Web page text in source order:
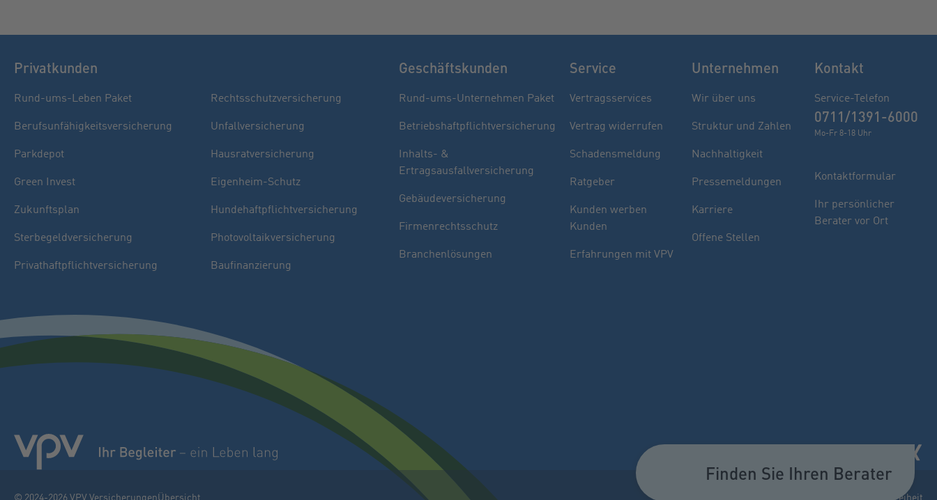
Finden Sie Ihren Berater
Finden Sie Ihren Berater
Sie haben noch Fragen oder möchten sich
indivuell beraten lassen.
Privatkunden
Rund-ums-Leben Paket
Berufsunfähigkeitsversicherung
Parkdepot
Green Invest
Zukunftsplan
Sterbegeldversicherung
Privathaftpflichtversicherung
Rechtsschutzversicherung
Unfallversicherung
Hausratversicherung
Eigenheim-Schutz
Hundehaftpflichtversicherung
Photovoltaikversicherung
Baufinanzierung
Geschäftskunden
Rund-ums-Unternehmen Paket
Betriebshaftpflichtversicherung
Inhalts- &
Ertragsausfallversicherung
Gebäudeversicherung
Firmenrechtsschutz
Branchenlösungen
Service
Vertragsservices
Vertrag widerrufen
Schadensmeldung
Ratgeber
Kunden werben
Kunden
Erfahrungen mit VPV
Unternehmen
Wir über uns
Struktur und Zahlen
Nachhaltigkeit
Pressemeldungen
Karriere
Offene Stellen
Kontakt
Service-Telefon
0711/1391-6000
Mo-Fr 8-18 Uhr
Kontaktformular
Ihr persönlicher
Berater vor Ort
Barrierefreiheit
Übersicht
© 2024-2026 VPV Versicherungen